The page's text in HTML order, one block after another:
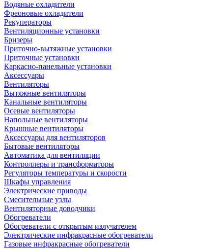
Водяные охладители
Фреоновые охладители
Рекуператоры
Вентиляционные установки
Бризеры
Приточно-вытяжные установки
Приточные установки
Каркасно-панельные установки
Аксессуары
Вентиляторы
Вытяжные вентиляторы
Канальные вентиляторы
Осевые вентиляторы
Напольные вентиляторы
Крышные вентиляторы
Аксессуары для вентиляторов
Бытовые вентиляторы
Автоматика для вентиляции
Контроллеры и трансформаторы
Регуляторы температуры и скорости
Шкафы управления
Электрические приводы
Смесительные узлы
Вентиляторные доводчики
Обогреватели
Обогреватели с открытым излучателем
Электрические инфракрасные обогреватели
Газовые инфракрасные обогреватели